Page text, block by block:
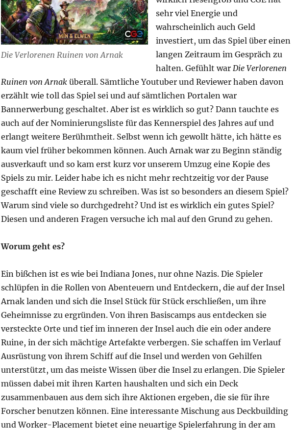
Die Verlorenen Ruinen von Arnak
sehr viel Energie und
wahrscheinlich auch Geld
investiert, um das Spiel über einen
langen Zeitraum im Gespräch zu
halten. Gefühlt war Die Verlorenen
Ruinen von Arnaküberall. Sämtliche Youtuber und Reviewer haben davon
erzählt wie toll das Spiel sei und auf sämtlichen Portalen war
Bannerwerbung geschaltet. Aber ist es wirklich so gut? Dann tauchte es
auch auf der Nominierungsliste für das Kennerspiel des Jahres auf und
erlangt weitere Berühmtheit. Selbst wenn ich gewollt hätte, ich hätte es
kaum viel früher bekommen können. Auch Arnak war zu Beginn ständig
ausverkauft und so kam erst kurz vor unserem Umzug eine Kopie des
Spiels zu mir. Leider habe ich es nicht mehr rechtzeitig vor der Pause
geschafft eine Review zu schreiben. Was ist so besonders an diesem Spiel?
Warum sind viele so durchgedreht? Und ist es wirklich ein gutes Spiel?
Diesen und anderen Fragen versuche ich mal auf den Grund zu gehen.
Worum geht es?
Ein bißchen ist es wie bei Indiana Jones, nur ohne Nazis. Die Spieler
schlüpfen in die Rollen von Abenteuern und Entdeckern, die auf der Insel
Arnak landen und sich die Insel Stück für Stück erschließen, um ihre
Geheimnisse zu ergründen. Von ihren Basiscamps aus entdecken sie
versteckte Orte und tief im inneren der Insel auch die ein oder andere
Ruine, in der sich mächtige Artefakte verbergen. Sie schaffen im Verlauf
Ausrüstung von ihrem Schiff auf die Insel und werden von Gehilfen
unterstützt, um das meiste Wissen über die Insel zu erlangen. Die Spieler
müssen dabei mit ihren Karten haushalten und sich ein Deck
zusammenbauen aus dem sich ihre Aktionen ergeben, die sie für ihre
Forscher benutzen können. Eine interessante Mischung aus Deckbuilding
und Worker-Placement bietet eine neuartige Spielerfahrung in der am